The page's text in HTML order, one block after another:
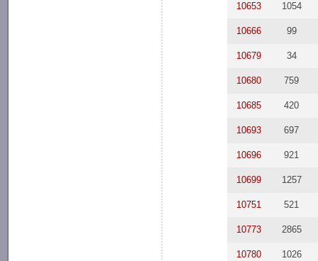
10653 1054
10666 99
10679 34
10680 759
10685 420
10693 697
10696 921
10699 1257
10751 521
10773 2865
10780 1026